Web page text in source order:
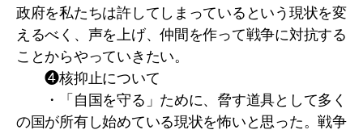
政府を私たちは許してしまっているという現状を変
えるべく、声を上げ、仲間を作って戦争に対抗する
ことからやっていきたい。
❹核抑止について
・「自国を守る」ために、脅す道具として多く
の国が所有し始めている現状を怖いと思った。戦争